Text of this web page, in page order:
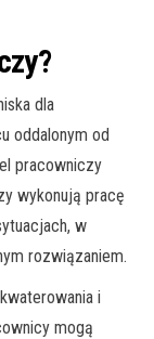
dla
oddalonym od
pracowniczy
wykonują pracę
w
rozwiązaniem.
i
mogą